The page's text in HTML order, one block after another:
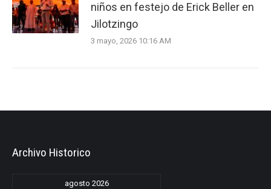
niños en festejo de Erick Beller en
Jilotzingo
3 mayo, 2026 10:16 AM
Archivo Historico
agosto 2026